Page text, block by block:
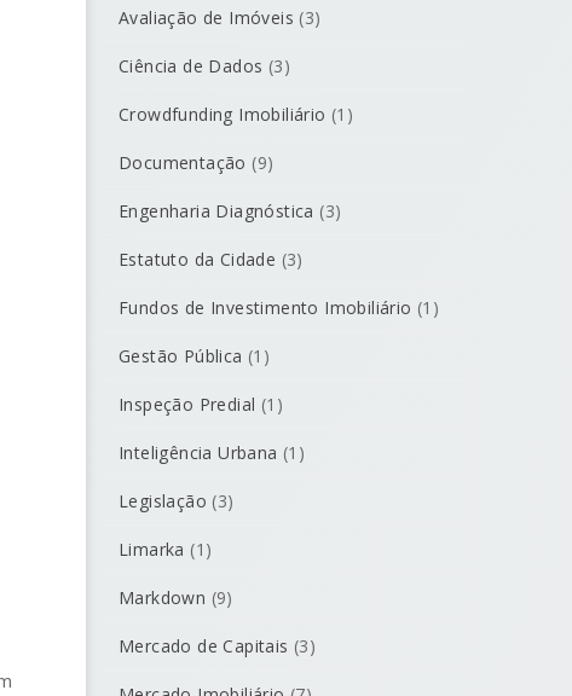
Avaliação de Imóveis (3)
Ciência de Dados (3)
Crowdfunding Imobiliário (1)
Documentação (9)
Engenharia Diagnóstica (3)
Estatuto da Cidade (3)
Fundos de Investimento Imobiliário (1)
Gestão Pública (1)
Inspeção Predial (1)
Inteligência Urbana (1)
Legislação (3)
Limarka (1)
Markdown (9)
Mercado de Capitais (3)